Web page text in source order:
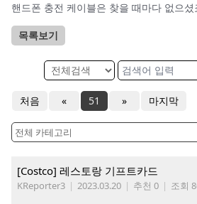
핸드폰 충전 케이블은 찾을 때마다 없으셨
목록보기
처음 « 51 » 마지막
[Costco] 레스토랑 기프트카드
KReporter3 | 2023.03.20 | 추천 0 | 조회